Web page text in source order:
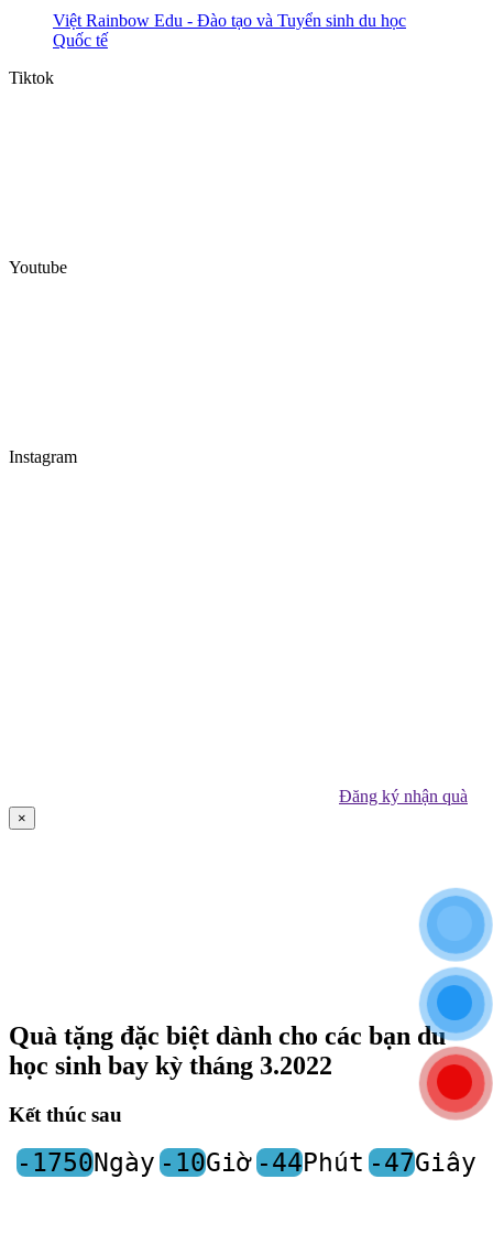
Việt Rainbow Edu - Đào tạo và Tuyển sinh du học
Quốc tế
Tiktok
Youtube
Instagram
Đăng ký nhận quà
×
Quà tặng đặc biệt dành cho các bạn du
học sinh bay kỳ tháng 3.2022
Kết thúc sau
-1750Ngày-10Giờ-44Phút -47Giây